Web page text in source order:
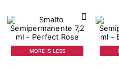
MORE IS LESS